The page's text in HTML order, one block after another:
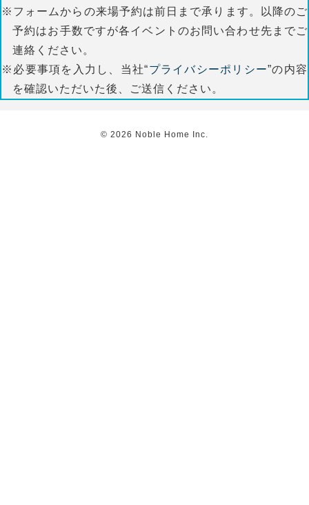
※フォームからの来場予約は前日まで承ります。以降のご
予約はお手数ですが各イベントのお問い合わせ先までご
連絡ください。
※必要事項を入力し、当社“プライバシーポリシー”の内容
を確認いただいた後、ご送信ください。
© 2026 Noble Home Inc.